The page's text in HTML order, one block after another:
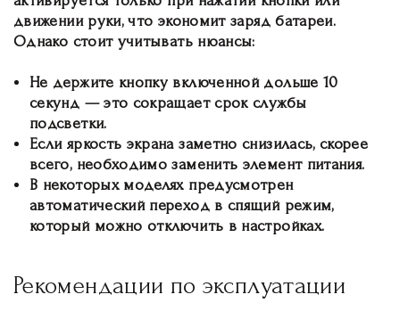
движении руки, что экономит заряд батареи.
Однако стоит учитывать нюансы:
Не держите кнопку включенной дольше 10
секунд — это сокращает срок службы
подсветки.
Если яркость экрана заметно снизилась, скорее
всего, необходимо заменить элемент питания.
В некоторых моделях предусмотрен
автоматический переход в спящий режим,
который можно отключить в настройках.
Рекомендации по эксплуатации